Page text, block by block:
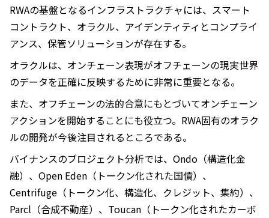
RWAの基盤となるインフラストラクチャには、スマート
コントラクト、オラクル、アイデンティティとコンプライ
アンス、保管ソリューションが存在する。
オラクルは、オンチェーン表現がオフチェーンの現実世界
のデータを正確に反映するために非常に重要となる。
また、オフチェーンの法的合意にもとづいてオンチェーン
アクションを開始することにも役立つ。RWA固有のオラク
ルの開発が今後注目されるところである。
バイナンスのブロジェクト分析では、Ondo（構造化金
融）、Open Eden（トークン化された国債）、
Centrifuge（トークン化、構造化、クレジット、集約）、
Parcl（合成不動産）、Toucan（トークン化されたカーボ